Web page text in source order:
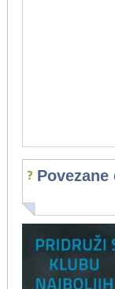
Povezane